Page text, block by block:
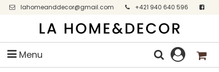
lahomeanddecor@gmail.com
+421 940 640 596
Facebook
Menu